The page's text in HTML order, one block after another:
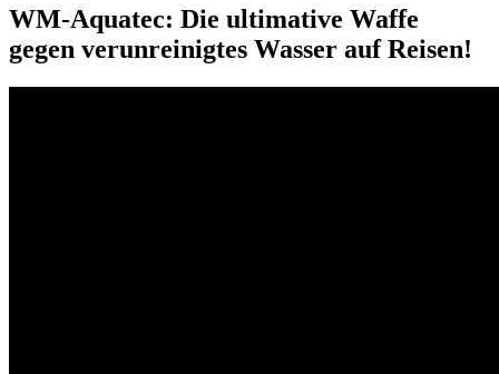
WM-Aquatec: Die ultimative Waffe
gegen verunreinigtes Wasser auf Reisen!